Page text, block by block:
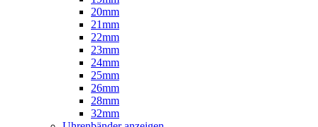
20mm
21mm
22mm
23mm
24mm
25mm
26mm
28mm
32mm